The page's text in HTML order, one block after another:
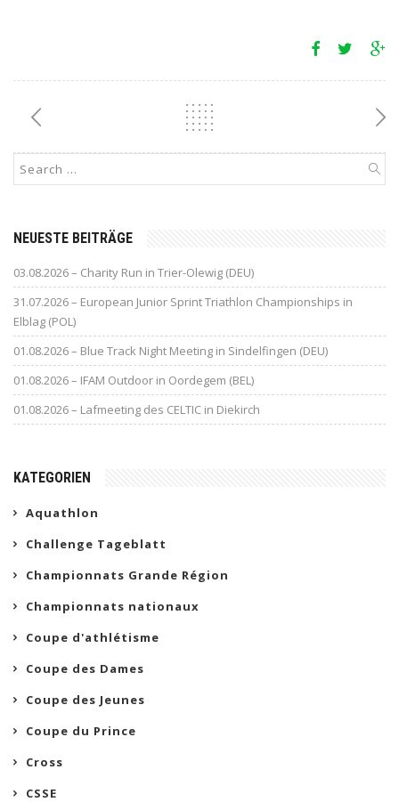
NEUESTE BEITRÄGE
03.08.2026 – Charity Run in Trier-Olewig (DEU)
31.07.2026 – European Junior Sprint Triathlon Championships in
Elblag (POL)
01.08.2026 – Blue Track Night Meeting in Sindelfingen (DEU)
01.08.2026 – IFAM Outdoor in Oordegem (BEL)
01.08.2026 – Lafmeeting des CELTIC in Diekirch
KATEGORIEN
Aquathlon
Challenge Tageblatt
Championnats Grande Région
Championnats nationaux
Coupe d'athlétisme
Coupe des Dames
Coupe des Jeunes
Coupe du Prince
Cross
CSSE